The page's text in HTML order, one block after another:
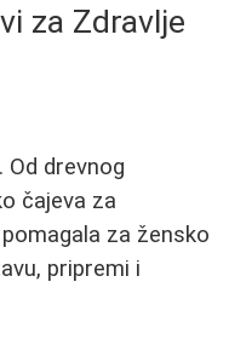
za Zdravlje
drevnog
čajeva za
za žensko
pripremi i